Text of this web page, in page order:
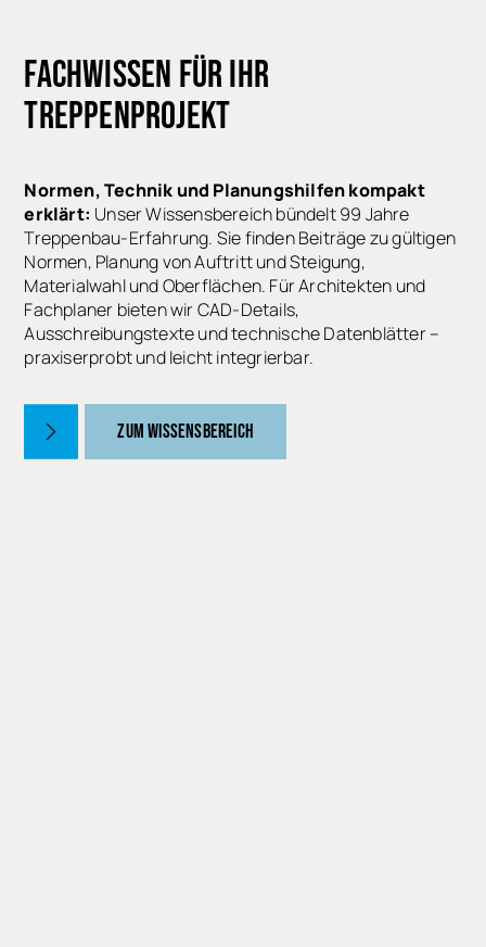
FACHWISSEN FÜR IHR
TREPPENPROJEKT
Normen, Technik und Planungshilfen kompakt
erklärt: Unser Wissensbereich bündelt 99 Jahre
Treppenbau-Erfahrung. Sie finden Beiträge zu gültigen
Normen, Planung von Auftritt und Steigung,
Materialwahl und Oberflächen. Für Architekten und
Fachplaner bieten wir CAD-Details,
Ausschreibungstexte und technische Datenblätter –
praxiserprobt und leicht integrierbar.
ZUM WISSENSBEREICH